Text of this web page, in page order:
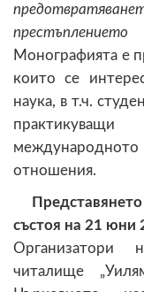
престъплението
Монографията е
които се
наука, в т.ч.
отношения.
състоя на 21 юни
Организатори
читалище